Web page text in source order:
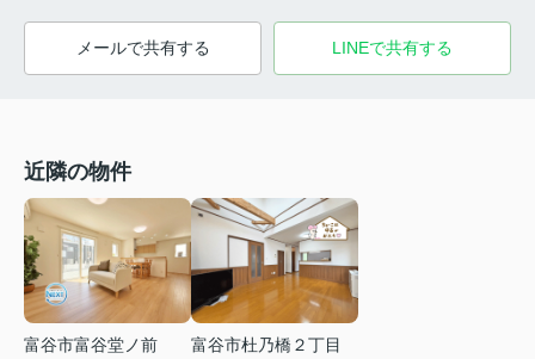
メールで共有する LINEで共有する
近隣の物件
富谷市富谷堂ノ前
富谷市杜乃橋２丁目